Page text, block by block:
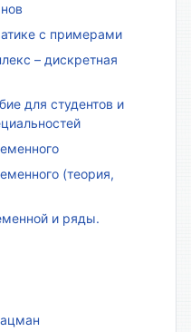
с примерами
– дискретная
для студентов и
(теория,
и ряды.